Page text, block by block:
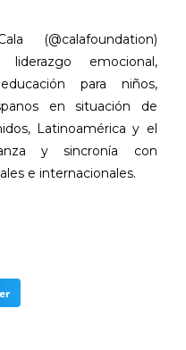
(@calafoundation)
emocional,
para niños,
en situación de
Latinoamérica y el
y sincronía con
e internacionales.